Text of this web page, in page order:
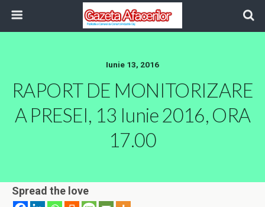
Iunie 13, 2016
RAPORT DE MONITORIZARE
A PRESEI, 13 Iunie 2016, ORA
17.00
Spread the love